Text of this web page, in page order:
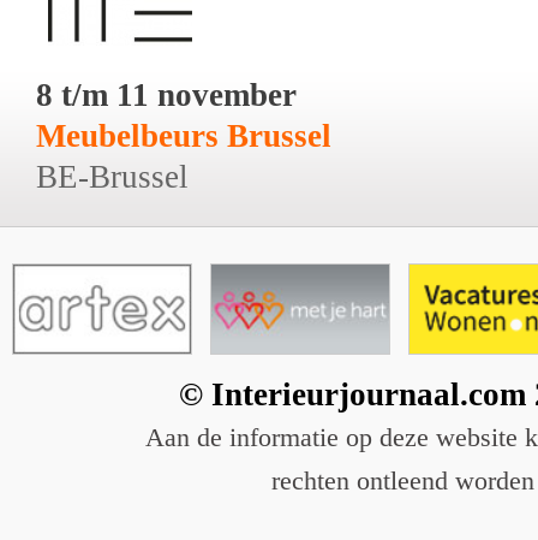
8 t/m 11 november
Meubelbeurs Brussel
BE-Brussel
© Interieurjournaal.com
Aan de informatie op deze website
rechten ontleend worden